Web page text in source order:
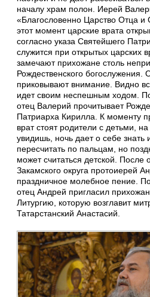
началу храм полон. Иерей
«Благословенно Царство Отца и
этот момент царские врата
согласно указа Святейшего
служится при открытых царских
замечают прихожане столь
Рождественского богослужения.
приковывают внимание. Видно
идет своим неспешным ходом.
отец Валерий прочитывает
Патриарха Кирилла. К моменту
врат стоят родители с детьми,
увидишь, ночь дает о себе
пересчитать по пальцам, но
может считаться детской. После
Закамского округа протоиерей
праздничное молебное пение.
отец Андрей пригласил
Литургию, которую возглавит
Татарстанский Анастасий.